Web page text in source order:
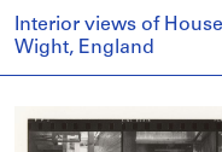
Interior views of
Wight, England